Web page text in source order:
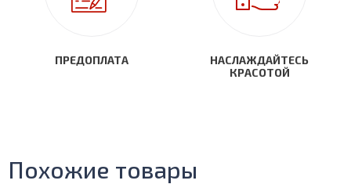
ПРЕДОПЛАТА
НАСЛАЖДАЙТЕСЬ
КРАСОТОЙ
Похожие товары